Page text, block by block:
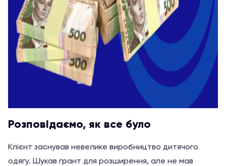
Розповідаємо, як все було
Клієнт заснував невелике виробництво дитячого
одягу. Шукав грант для розширення, але не мав